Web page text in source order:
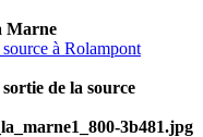
Marne
à Rolampont
de la source
3b481.jpg